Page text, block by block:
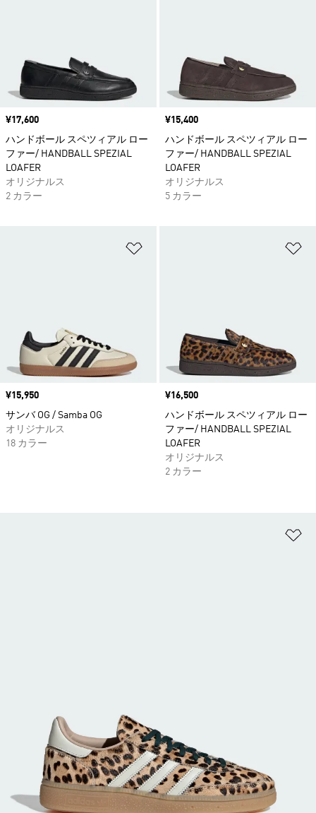
価格
¥17,600
ハンドボール スペツィアル ロー
ファー/ HANDBALL SPEZIAL
LOAFER
オリジナルス
2 カラー
価格
¥15,400
ハンドボール スペツィアル ロー
ファー/ HANDBALL SPEZIAL
LOAFER
オリジナルス
5 カラー
価格
¥15,950
サンバ OG / Samba OG
オリジナルス
18 カラー
価格
¥16,500
ハンドボール スペツィアル ロー
ファー/ HANDBALL SPEZIAL
LOAFER
オリジナルス
2 カラー